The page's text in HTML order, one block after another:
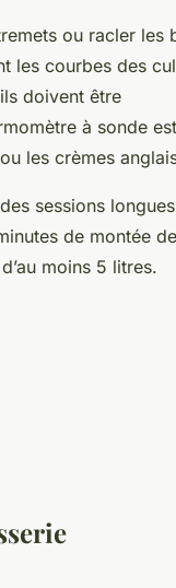
ou racler les
les courbes des
doivent être
à sonde est
les crèmes
sessions
de montée de
moins 5 litres.